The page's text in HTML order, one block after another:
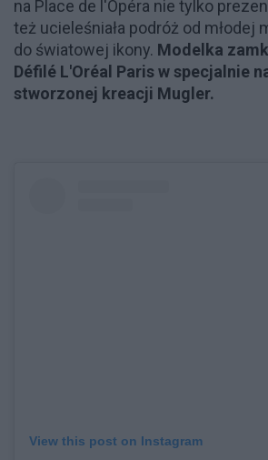
na Place de l'Opéra nie tylko
też ucieleśniała podróż od młodej
do światowej ikony. Modelka
Défilé L'Oréal Paris w specjalnie
stworzonej kreacji Mugler.
View this post on Instagram